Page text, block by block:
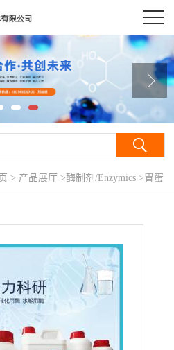
> 产品展厅 >酶制剂/Enzymics >胃蛋